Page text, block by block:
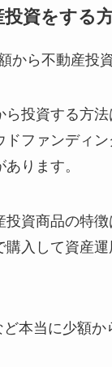
投資をする
ら投資する方
ドファンディ
ります。
投資商品の特
購入して資産
本当に少額か